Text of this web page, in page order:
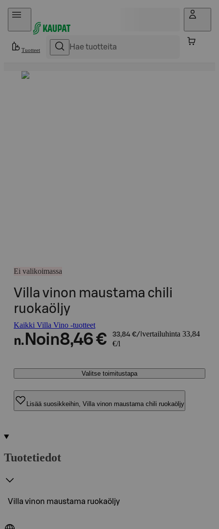
Hyppää sisältöön
Tuotteet
Ei valikoimassa
Villa vinon maustama chili
ruokaöljy
Kaikki Villa Vino -tuotteet
n. Noin8,46 € 33,84 €/l vertailuhinta 33,84
€/l
Valitse toimitustapa
Lisää suosikkeihin, Villa vinon maustama chili ruokaöljy
Tuotetiedot
Villa vinon maustama ruokaöljy